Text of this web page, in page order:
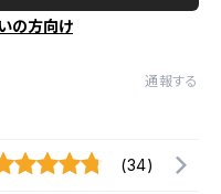
の方向け
通報する
(34)